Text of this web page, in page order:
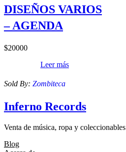
DISEÑOS VARIOS
– AGENDA
$20000
Leer más
Sold By: Zombiteca
Inferno Records
Venta de música, ropa y coleccionables
Blog